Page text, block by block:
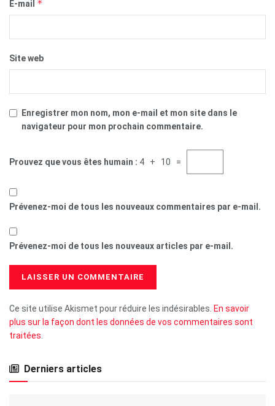
E-mail *
Site web
Enregistrer mon nom, mon e-mail et mon site dans le
navigateur pour mon prochain commentaire.
Prouvez que vous êtes humain : 4 + 10 =
Prévenez-moi de tous les nouveaux commentaires par e-mail.
Prévenez-moi de tous les nouveaux articles par e-mail.
Ce site utilise Akismet pour réduire les indésirables. En savoir
plus sur la façon dont les données de vos commentaires sont
traitées.
Derniers articles